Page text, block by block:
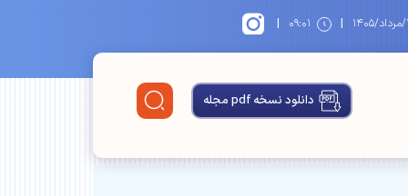
| ۰۹:۰۱ |
دانلود نسخه pdf مجله